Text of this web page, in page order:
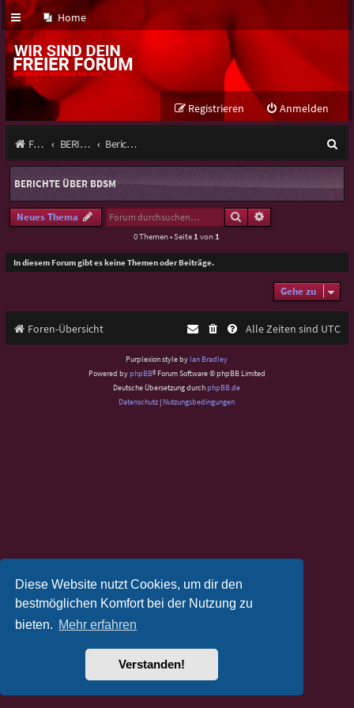
Diese Website nutzt Cookies, um dir den
bestmöglichen Komfort bei der Nutzung zu
bieten. Mehr erfahren
Verstanden!
Home
Anmelden
Registrieren
Foren-Übersicht BERICHTE ÜBER Rheinland-Pfalz Berichte über BDSM
u
c
BERICHTE ÜBER BDSM
Neues Thema SucheErweiterte Suche
0 Themen • Seite 1 von 1
In diesem Forum gibt es keine Themen oder Beiträge.
Gehe zu
Foren-Übersicht Alle Zeiten sind UTC
Purplexion style by Ian Bradley
Powered byphpBB® Forum Software © phpBB Limited
Deutsche Übersetzung durchphpBB.de
Datenschutz | Nutzungsbedingungen